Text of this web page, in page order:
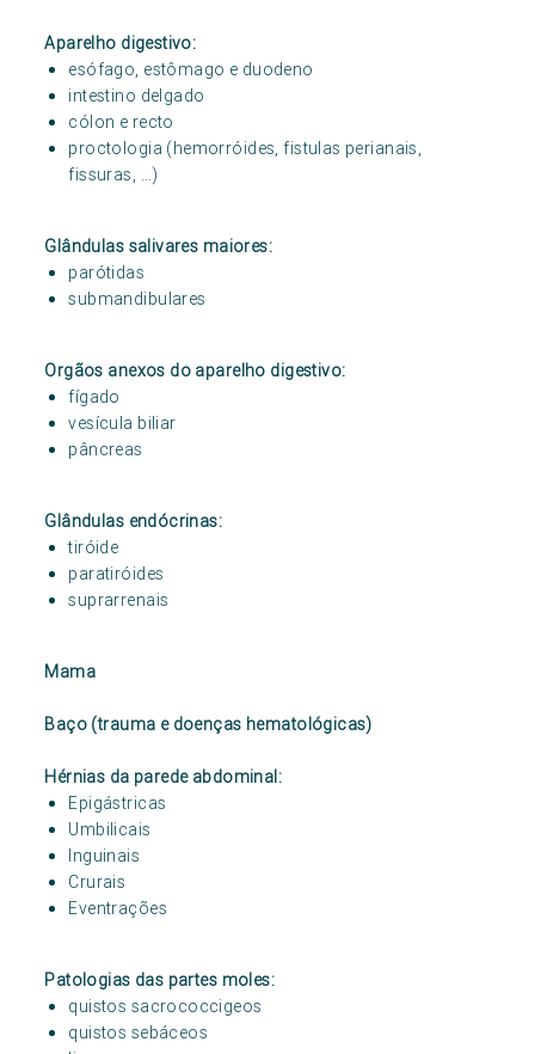
Aparelho digestivo:
esófago, estômago e duodeno
intestino delgado
cólon e recto
proctologia (hemorróides, fistulas perianais,
fissuras, …)
Glândulas salivares maiores:
parótidas
submandibulares
Orgãos anexos do aparelho digestivo:
fígado
vesícula biliar
pâncreas
Glândulas endócrinas:
tiróide
paratiróides
suprarrenais
Mama
Baço (trauma e doenças hematológicas)
Hérnias da parede abdominal:
Epigástricas
Umbilicais
Inguinais
Crurais
Eventrações
Patologias das partes moles:
quistos sacrococcigeos
quistos sebáceos